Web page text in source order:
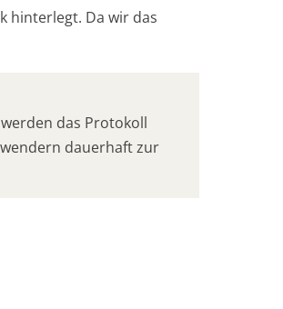
hinterlegt. Da wir das
das Protokoll
dauerhaft zur